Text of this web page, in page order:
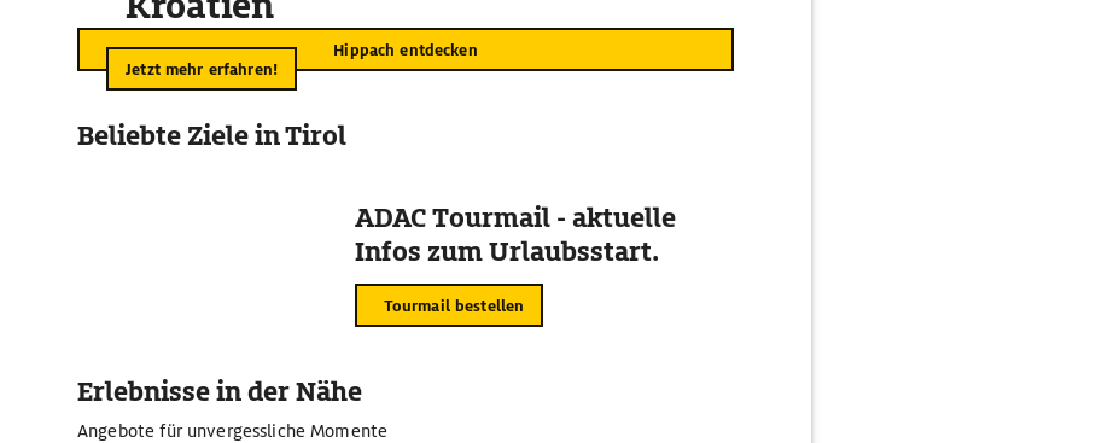
Hippach entdecken
Jetzt mehr erfahren!
Beliebte Ziele in Tirol
ADAC Tourmail - aktuelle
Infos zum Urlaubsstart.
Tourmail bestellen
Erlebnisse in der Nähe
Angebote für unvergessliche Momente